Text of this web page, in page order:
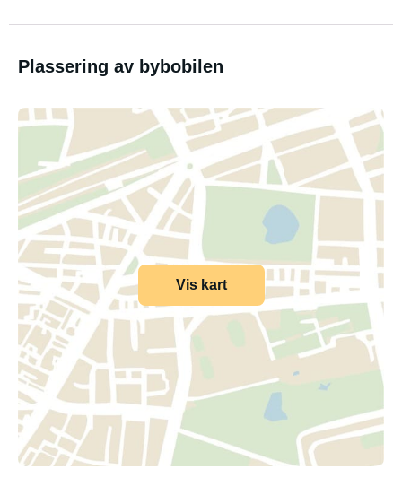
Plassering av bybobilen
Vis kart